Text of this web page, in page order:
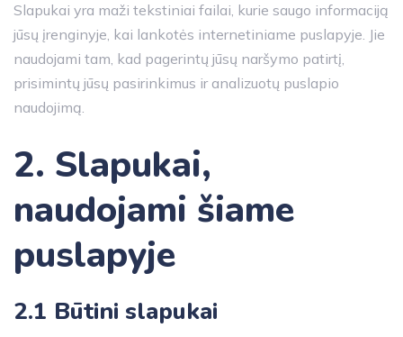
Slapukai yra maži tekstiniai failai, kurie saugo informaciją
jūsų įrenginyje, kai lankotės internetiniame puslapyje. Jie
naudojami tam, kad pagerintų jūsų naršymo patirtį,
prisimintų jūsų pasirinkimus ir analizuotų puslapio
naudojimą.
2. Slapukai,
naudojami šiame
puslapyje
2.1 Būtini slapukai